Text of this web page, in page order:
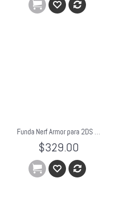
Funda Nerf Armor para 2DS Azul
$329.00